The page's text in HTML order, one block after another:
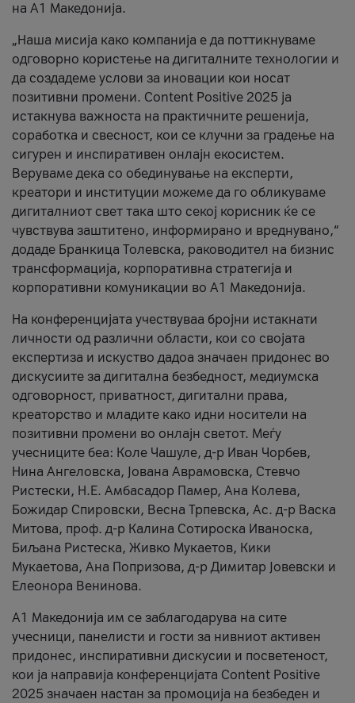
на А1 Македонија.
„Наша мисија како компанија е да поттикнуваме
одговорно користење на дигиталните технологии и
да создадеме услови за иновации кои носат
позитивни промени. Content Positive 2025 ја
истакнува важноста на практичните решенија,
соработка и свесност, кои се клучни за градење на
сигурен и инспиративен онлајн екосистем.
Веруваме дека со обединување на експерти,
креатори и институции можеме да го обликуваме
дигиталниот свет така што секој корисник ќе се
чувствува заштитено, информирано и вреднувано,“
додаде Бранкица Толевска, раководител на бизнис
трансформација, корпоративна стратегија и
корпоративни комуникации во А1 Македонија.
На конференцијата учествуваа бројни истакнати
личности од различни области, кои со својата
експертиза и искуство дадоа значаен придонес во
дискусиите за дигитална безбедност, медиумска
одговорност, приватност, дигитални права,
креаторство и младите како идни носители на
позитивни промени во онлајн светот. Меѓу
учесниците беа: Коле Чашуле, д-р Иван Чорбев,
Нина Ангеловска, Јована Аврамовска, Стевчо
Ристески, Н.Е. Амбасадор Памер, Ана Колева,
Божидар Спировски, Весна Трпевска, Ас. д-р Васка
Митова, проф. д-р Калина Сотироска Иваноска,
Биљана Ристеска, Живко Мукаетов, Кики
Мукаетова, Ана Попризова, д-р Димитар Јовевски и
Елеонора Венинова.
А1 Македонија им се заблагодарува на сите
учесници, панелисти и гости за нивниот активен
придонес, инспиративни дискусии и посветеност,
кои ја направија конференцијата Content Positive
2025 значаен настан за промоција на безбеден и